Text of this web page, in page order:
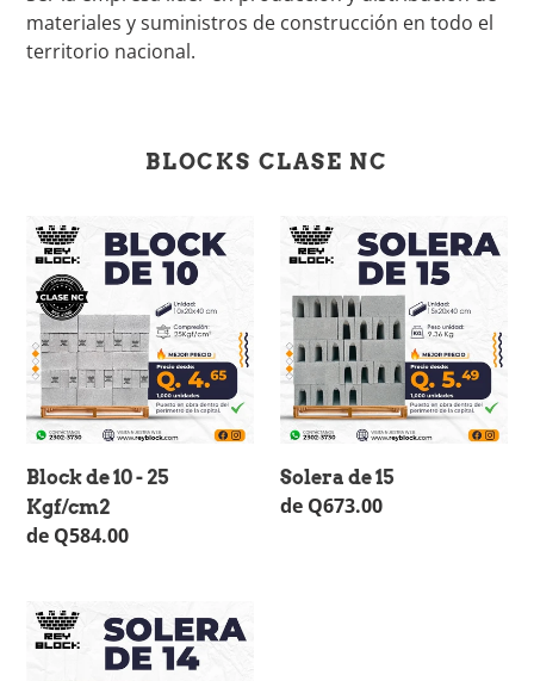
materiales y suministros de construcción en todo el
territorio nacional.
BLOCKS CLASE NC
Block
de
10
25
Kgf/cm2
Block de 10 - 25
Kgf/cm2
Precio
de Q584.00
Solera
de
15
Solera de 15
Precio
de Q673.00
Solera
de